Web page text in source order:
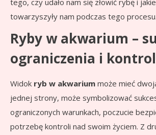
tego, czy udało nam się złowić rybę i
towarzyszyły nam podczas tego procesu.
Ryby w akwarium –
ograniczenia i
Widok ryb w akwarium może mieć
jednej strony, może symbolizować
ograniczonych warunkach, poczucie
potrzebę kontroli nad swoim życiem. Z